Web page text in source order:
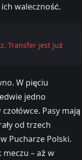
waleczność.
Transfer jest już
W pięciu
jedno
Pasy mają
od trzech
Pucharze Polski.
– aż w